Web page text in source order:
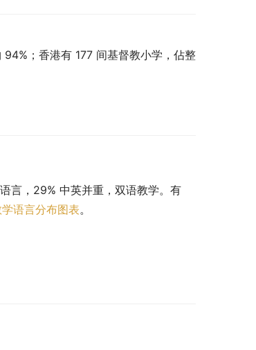
94%；香港有 177 间基督教小学，佔整
言，29% 中英并重，双语教学。有
语言分布图表。